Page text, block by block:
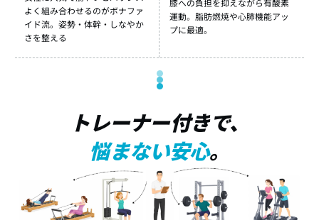
よく組み合わせるのがボナファ
イド流。姿勢・体幹・しなやか
さを整える
運動。脂肪燃焼や心肺機能アッ
プに最適。
トレーナー付きで、
悩まない安心。